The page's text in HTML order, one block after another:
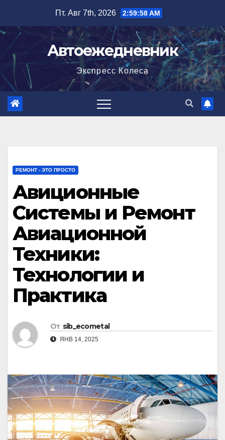
содержимому
Пт. Авг 7th, 2026 2:59:59 AM
Автоежедневник
Экспресс Колеса
РЕМОНТ - ЭТО ПРОСТО
Авиционные
Системы и Ремонт
Авиационной
Техники:
Технологии и
Практика
От sib_ecometal
ЯНВ 14, 2025